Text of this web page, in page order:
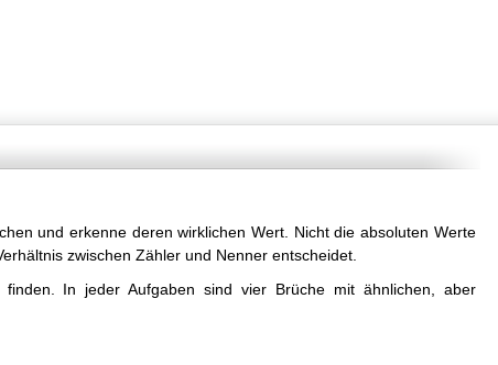
und erkenne deren wirklichen Wert. Nicht die absoluten Werte
zwischen Zähler und Nenner entscheidet.
In jeder Aufgaben sind vier Brüche mit ähnlichen, aber